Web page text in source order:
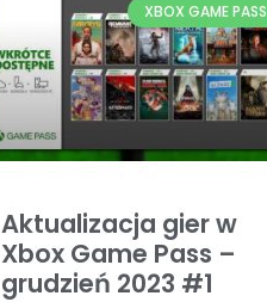
XBOX GAME PASS
Aktualizacja gier w
Xbox Game Pass –
grudzień 2023 #1